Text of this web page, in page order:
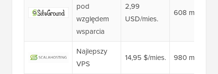
pod
względem
wsparcia
2,99
USD/mies.
608 ms
Najlepszy
VPS
14,95 $/mies. 980 ms